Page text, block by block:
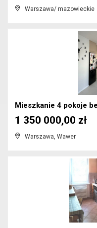
Warszawa/ mazowieckie
Warszawa, Wawer
1 350 000,00 zł